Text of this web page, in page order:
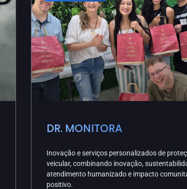
DR. MONITORA
Inovação e serviços personalizados de
veicular, combinando inovação,
atendimento humanizado e impacto
positivo.